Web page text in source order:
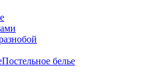
Постельное белье